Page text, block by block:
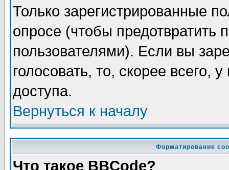
Только зарегистрированные
опросе (чтобы предотвратить
пользователями). Если вы
голосовать, то, скорее всего,
доступа.
Вернуться к началу
Форматирование
Что такое BBCode?